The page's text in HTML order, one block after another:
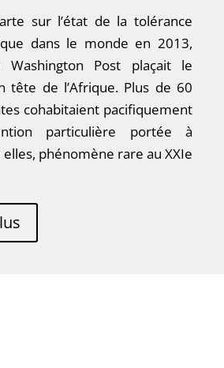
sur l’état de la tolérance
dans le monde en 2013,
Post plaçait le
tête de l’Afrique. Plus de 60
cohabitaient pacifiquement
particulière portée à
elles, phénomène rare au XXIe